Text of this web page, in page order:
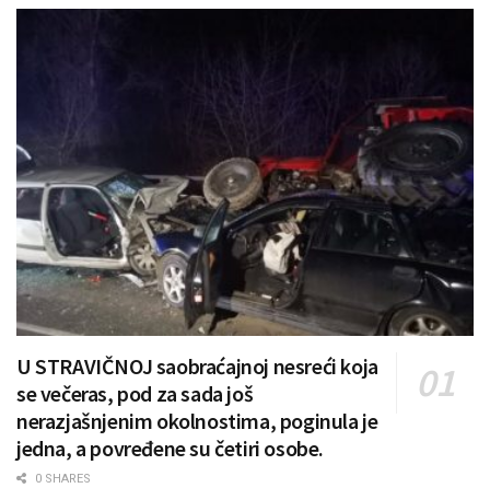
U STRAVIČNOJ saobraćajnoj nesreći koja
se večeras, pod za sada još
nerazjašnjenim okolnostima, poginula je
jedna, a povređene su četiri osobe.
0 SHARES